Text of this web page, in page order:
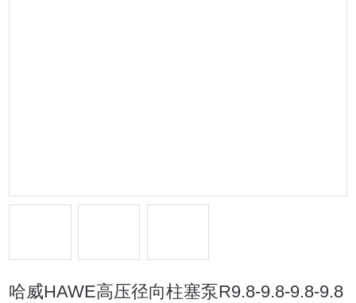
哈威HAWE高压径向柱塞泵R9.8-9.8-9.8-9.8